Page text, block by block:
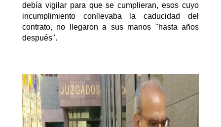
debía vigilar para que se cumplieran, esos cuyo
incumplimiento conllevaba la caducidad del
contrato, no llegaron a sus manos "hasta años
después".